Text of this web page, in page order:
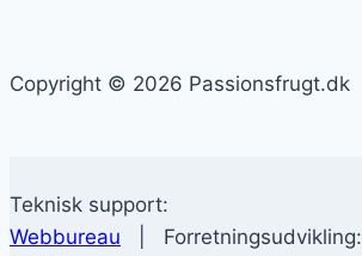
Copyright © 2026 Passionsfrugt.dk
Teknisk support:
Webbureau | Forretningsudvikling: